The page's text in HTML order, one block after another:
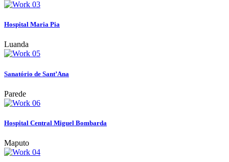
Hospital Maria Pia
Luanda
Sanatório de Sant’Ana
Parede
Hospital Central Miguel Bombarda
Maputo